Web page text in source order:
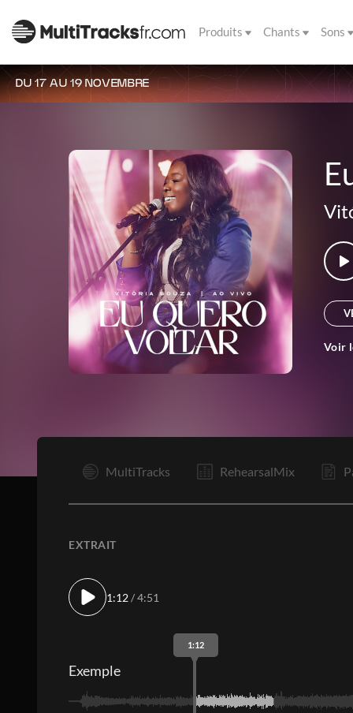
Produits Chants Sons
DU 17 AU 19 NOVEMBRE
Voir
MultiTracks RehearsalMix
EXTRAIT
1:12/ 4:51
1:12
Exemple